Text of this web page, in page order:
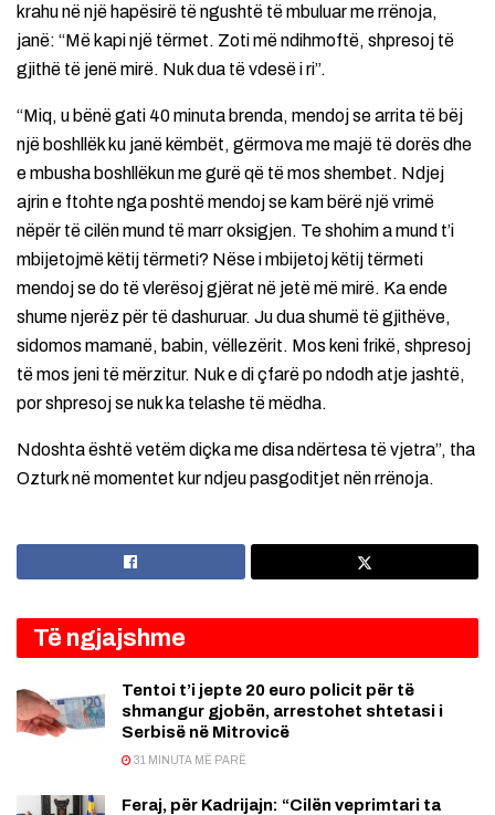
krahu në një hapësirë ​​të ngushtë të mbuluar me rrënoja,
janë: “Më kapi një tërmet. Zoti më ndihmoftë, shpresoj të
gjithë të jenë mirë. Nuk dua të vdesë i ri”.
“Miq, u bënë gati 40 minuta brenda, mendoj se arrita të bëj
një boshllëk ku janë këmbët, gërmova me majë të dorës dhe
e mbusha boshllëkun me gurë që të mos shembet. Ndjej
ajrin e ftohte nga poshtë mendoj se kam bërë një vrimë
nëpër të cilën mund të marr oksigjen. Te shohim a mund t’i
mbijetojmë këtij tërmeti? Nëse i mbijetoj këtij tërmeti
mendoj se do të vlerësoj gjërat në jetë më mirë. Ka ende
shume njerëz për të dashuruar. Ju dua shumë të gjithëve,
sidomos mamanë, babin, vëllezërit. Mos keni frikë, shpresoj
të mos jeni të mërzitur. Nuk e di çfarë po ndodh atje jashtë,
por shpresoj se nuk ka telashe të mëdha.
Ndoshta është vetëm diçka me disa ndërtesa të vjetra”, tha
Ozturk në momentet kur ndjeu pasgoditjet nën rrënoja.
Të ngjajshme
Tentoi t’i jepte 20 euro policit për të
shmangur gjobën, arrestohet shtetasi i
Serbisë në Mitrovicë
31 MINUTA MË PARË
Feraj, për Kadrijajn: “Cilën veprimtari ta